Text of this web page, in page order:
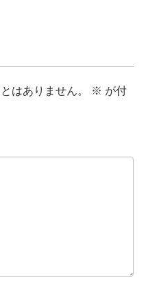
はありません。 ※ が付